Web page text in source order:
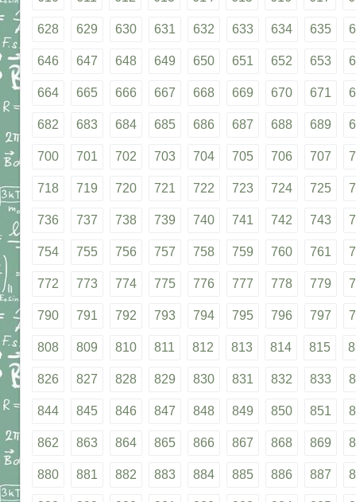
628 629 630 631 632 633 634 635
646 647 648 649 650 651 652 653
664 665 666 667 668 669 670 671
682 683 684 685 686 687 688 689
700 701 702 703 704 705 706 707
718 719 720 721 722 723 724 725
736 737 738 739 740 741 742 743
754 755 756 757 758 759 760 761
772 773 774 775 776 777 778 779
790 791 792 793 794 795 796 797
808 809 810 811 812 813 814 815
826 827 828 829 830 831 832 833
844 845 846 847 848 849 850 851
862 863 864 865 866 867 868 869
880 881 882 883 884 885 886 887